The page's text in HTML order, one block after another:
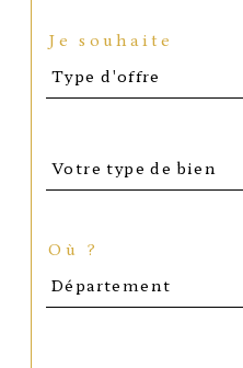
Je souhaite
d'offre
Type d'offre
d'offre
Votre type de bien
Où ?
Département